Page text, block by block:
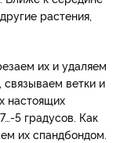
растения,
их и удаляем
связываем ветки и
настоящих
5 градусов. Как
их спандбондом.